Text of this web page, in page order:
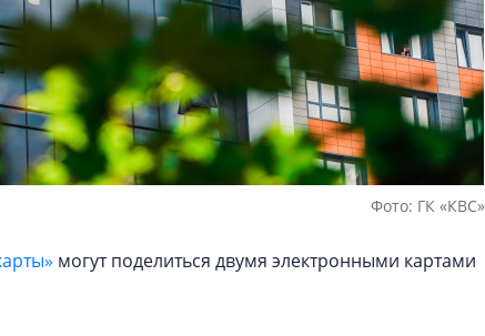
Фото: ГК «КВС»
могут поделиться двумя электронными картами